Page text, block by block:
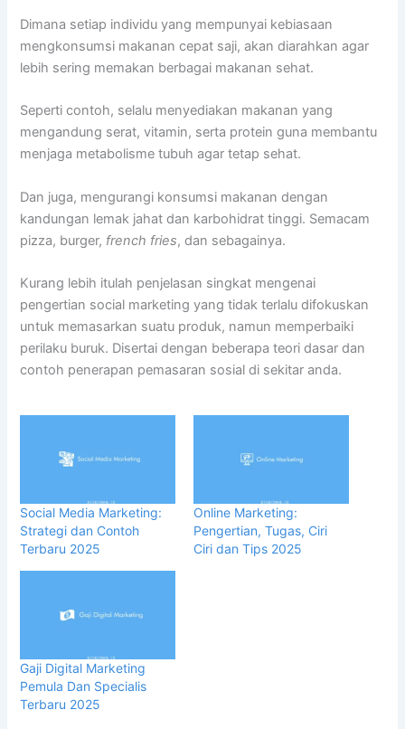
Dimana setiap individu yang mempunyai kebiasaan
mengkonsumsi makanan cepat saji, akan diarahkan agar
lebih sering memakan berbagai makanan sehat.
Seperti contoh, selalu menyediakan makanan yang
mengandung serat, vitamin, serta protein guna membantu
menjaga metabolisme tubuh agar tetap sehat.
Dan juga, mengurangi konsumsi makanan dengan
kandungan lemak jahat dan karbohidrat tinggi. Semacam
pizza, burger, french fries, dan sebagainya.
Kurang lebih itulah penjelasan singkat mengenai
pengertian social marketing yang tidak terlalu difokuskan
untuk memasarkan suatu produk, namun memperbaiki
perilaku buruk. Disertai dengan beberapa teori dasar dan
contoh penerapan pemasaran sosial di sekitar anda.
Social Media Marketing:
Strategi dan Contoh
Terbaru 2025
Online Marketing:
Pengertian, Tugas, Ciri
Ciri dan Tips 2025
Gaji Digital Marketing
Pemula Dan Specialis
Terbaru 2025